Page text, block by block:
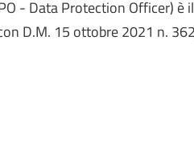
- Data Protection Officer)
D.M. 15 ottobre 2021 n.